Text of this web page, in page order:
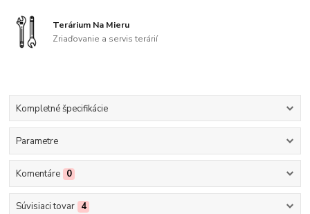
Terárium Na Mieru
Zriaďovanie a servis terárií
Kompletné špecifikácie
Parametre
Komentáre 0
Súvisiaci tovar 4